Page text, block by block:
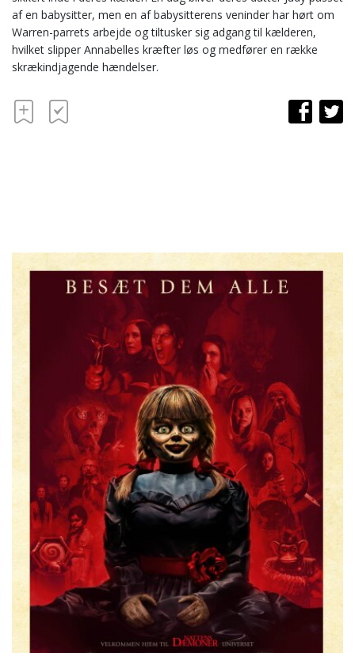
af en babysitter, men en af babysitterens veninder har hørt om
Warren-parrets arbejde og tiltusker sig adgang til kælderen,
hvilket slipper Annabelles kræfter løs og medfører en række
skrækindjagende hændelser.